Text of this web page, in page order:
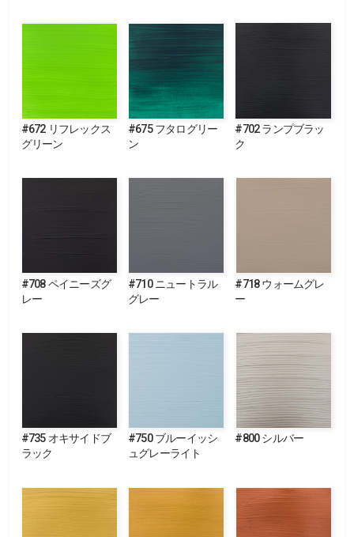
#672 リフレックス
グリーン
#675 フタログリー
ン
#702 ランプブラッ
ク
#708 ペイニーズグ
レー
#710 ニュートラル
グレー
#718 ウォームグレ
ー
#735 オキサイドブ
ラック
#750 ブルーイッシ
ュグレーライト
#800 シルバー